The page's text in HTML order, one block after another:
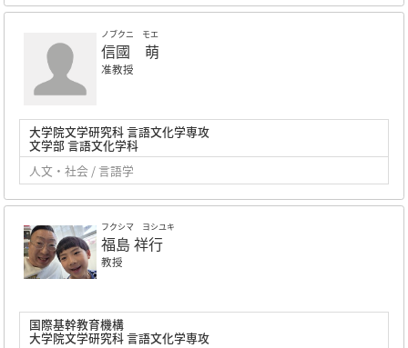
ノブクニ モエ
信國 萌
准教授
大学院文学研究科 言語文化学専攻
文学部 言語文化学科
人文・社会 / 言語学
フクシマ ヨシユキ
福島 祥行
教授
国際基幹教育機構
大学院文学研究科 言語文化学専攻